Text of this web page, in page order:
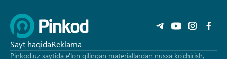
Sayt haqidaReklama
Pinkod.uz saytida e'lon qilingan materiallardan nusxa ko'chirish,